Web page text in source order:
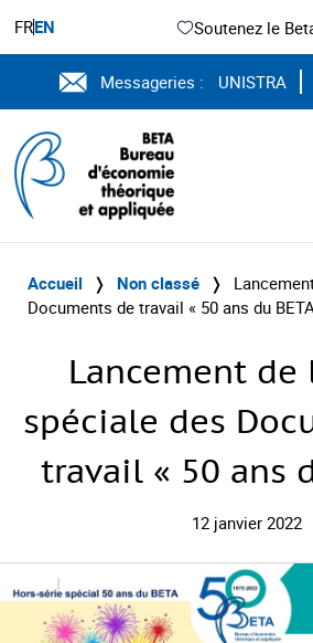
FREN Soutenez le
Messageries : UNISTRA
Accueil ❭ Non classé ❭
Documents de travail « 50 ans du
Lancement de
spéciale des
travail « 50 ans
12 janvier 2022